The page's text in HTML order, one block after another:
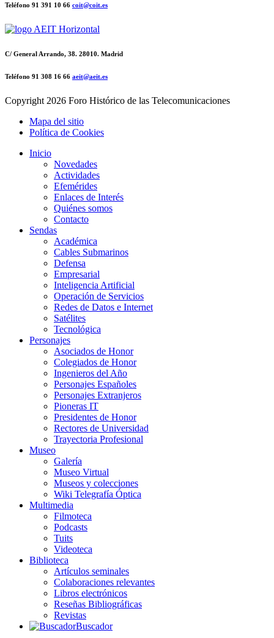
Teléfono 91 391 10 66 coit@coit.es
C/ General Arrando, 38. 28010. Madrid
Teléfono 91 308 16 66 aeit@aeit.es
Copyright 2026 Foro Histórico de las Telecomunicaciones
Mapa del sitio
Política de Cookies
Inicio
Novedades
Actividades
Efemérides
Enlaces de Interés
Quiénes somos
Contacto
Sendas
Académica
Cables Submarinos
Defensa
Empresarial
Inteligencia Artificial
Operación de Servicios
Redes de Datos e Internet
Satélites
Tecnológica
Personajes
Asociados de Honor
Colegiados de Honor
Ingenieros del Año
Personajes Españoles
Personajes Extranjeros
Pioneras IT
Presidentes de Honor
Rectores de Universidad
Trayectoria Profesional
Museo
Galería
Museo Virtual
Museos y colecciones
Wiki Telegrafía Óptica
Multimedia
Filmoteca
Podcasts
Tuits
Videoteca
Biblioteca
Artículos seminales
Colaboraciones relevantes
Libros electrónicos
Reseñas Bibliográficas
Revistas
Buscador